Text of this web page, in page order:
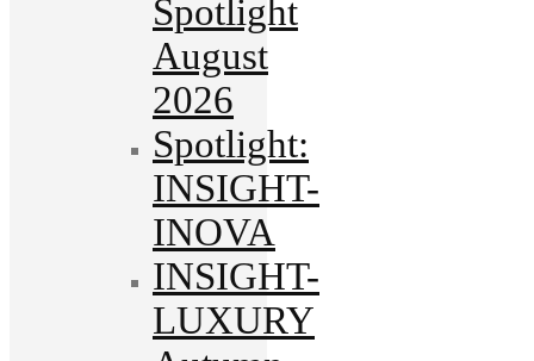
Spotlight
August
2026
Spotlight:
INSIGHT-
INOVA
INSIGHT-
LUXURY